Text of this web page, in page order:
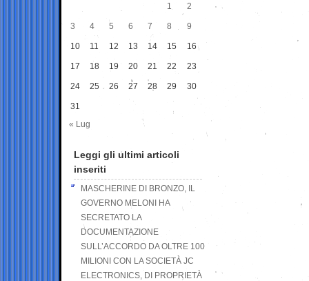
1
2
3 4 5 6 7 8 9
10 11 12 13 14 15 16
17 18 19 20 21 22 23
24 25 26 27 28 29 30
31
« Lug
Leggi gli ultimi articoli
inseriti
MASCHERINE DI BRONZO, IL
GOVERNO MELONI HA
SECRETATO LA
DOCUMENTAZIONE
SULL’ACCORDO DA OLTRE 100
MILIONI CON LA SOCIETÀ JC
ELECTRONICS, DI PROPRIETÀ